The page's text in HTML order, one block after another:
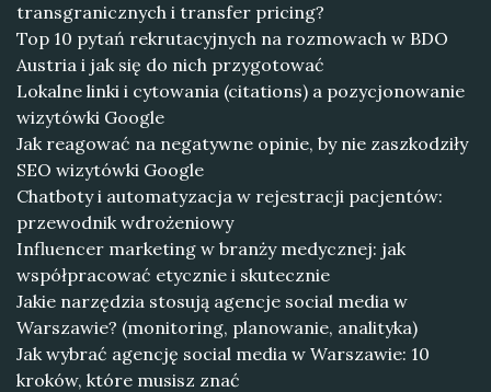
transgranicznych i transfer pricing?
Top 10 pytań rekrutacyjnych na rozmowach w BDO
Austria i jak się do nich przygotować
Lokalne linki i cytowania (citations) a pozycjonowanie
wizytówki Google
Jak reagować na negatywne opinie, by nie zaszkodziły
SEO wizytówki Google
Chatboty i automatyzacja w rejestracji pacjentów:
przewodnik wdrożeniowy
Influencer marketing w branży medycznej: jak
współpracować etycznie i skutecznie
Jakie narzędzia stosują agencje social media w
Warszawie? (monitoring, planowanie, analityka)
Jak wybrać agencję social media w Warszawie: 10
kroków, które musisz znać